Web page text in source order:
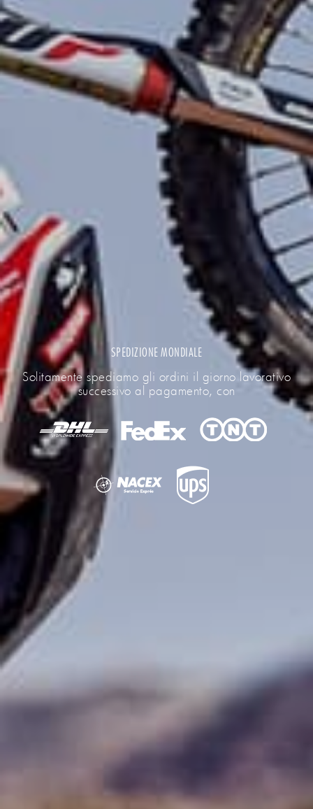
SPEDIZIONE MONDIALE
Solitamente spediamo gli ordini il giorno lavorativo
successivo al pagamento, con